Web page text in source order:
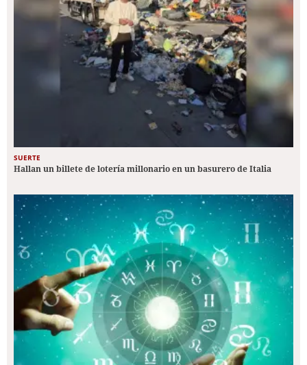
SUERTE
Hallan un billete de lotería millonario en un basurero de Italia